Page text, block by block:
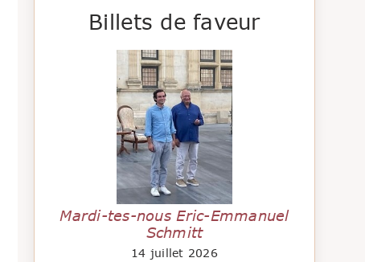
Billets de faveur
Mardi-tes-nous Eric-Emmanuel
Schmitt
14 juillet 2026